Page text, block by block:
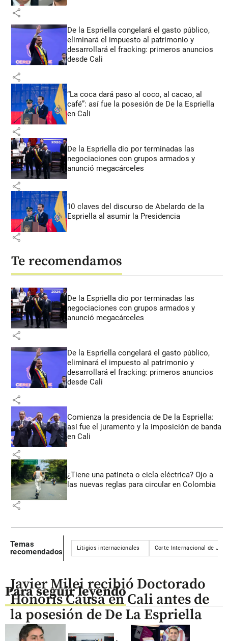
share
De la Espriella congelará el gasto público,
eliminará el impuesto al patrimonio y
desarrollará el fracking: primeros anuncios
desde Cali
share
“La coca dará paso al coco, al cacao, al
café”: así fue la posesión de De la Espriella
en Cali
share
De la Espriella dio por terminadas las
negociaciones con grupos armados y
anunció megacárceles
share
10 claves del discurso de Abelardo de la
Espriella al asumir la Presidencia
share
Te recomendamos
De la Espriella dio por terminadas las
negociaciones con grupos armados y
anunció megacárceles
share
De la Espriella congelará el gasto público,
eliminará el impuesto al patrimonio y
desarrollará el fracking: primeros anuncios
desde Cali
share
Comienza la presidencia de De la Espriella:
así fue el juramento y la imposición de banda
en Cali
share
¿Tiene una patineta o cicla eléctrica? Ojo a
las nuevas reglas para circular en Colombia
share
Temas
recomendados
Litigios internacionales Corte Internacional de
Para seguir leyendo
Javier Milei recibió Doctorado
Honoris Causa en Cali antes de
la posesión de De La Espriella